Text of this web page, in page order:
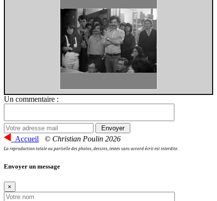
Un commentaire :
Accueil © Christian Poulin 2026
La reproduction totale ou partielle des photos, dessins, textes sans accord écrit est interdite.
Envoyer un message
×